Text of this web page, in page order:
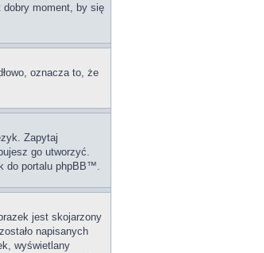
moment, by się
oznacza to, że
Zapytaj
go utworzyć.
do portalu phpBB™.
jest skojarzony
napisanych
wyświetlany